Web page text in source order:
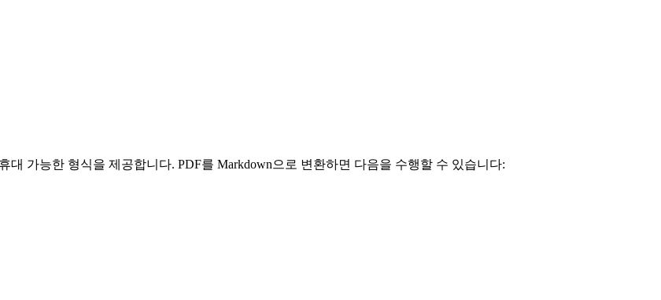
가능한 형식을 제공합니다. PDF를 Markdown으로 변환하면 다음을 수행할 수 있습니다: